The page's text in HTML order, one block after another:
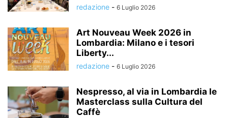
redazione - 6 Luglio 2026
Art Nouveau Week 2026 in
Lombardia: Milano e i tesori
Liberty...
redazione - 6 Luglio 2026
Nespresso, al via in Lombardia le
Masterclass sulla Cultura del
Caffè